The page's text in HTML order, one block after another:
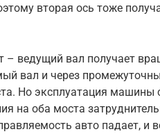
вторая ось тоже
– ведущий вал получает
вал и через
Но эксплуатация машины
на оба моста
авто падает, и